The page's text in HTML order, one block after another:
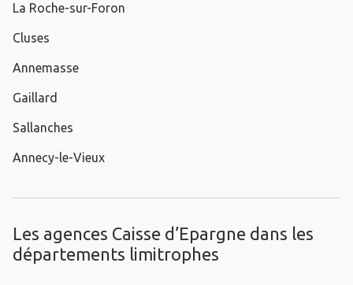
La Roche-sur-Foron
Cluses
Annemasse
Gaillard
Sallanches
Annecy-le-Vieux
Les agences Caisse d’Epargne dans les
départements limitrophes